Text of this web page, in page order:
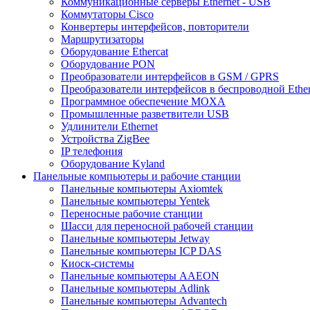
Коммутаторы Cisco
Конвертеры интерфейсов, повторители
Маршрутизаторы
Оборудование Ethercat
Оборудование PON
Преобразователи интерфейсов в GSM / GPRS
Преобразователи интерфейсов в беспроводной
Программное обеспечение MOXA
Промышленные разветвители USB
Удлинители Ethernet
Устройства ZigBee
IP телефония
Оборудование Kyland
Панельные компьютеры и рабочие станции
Панельные компьютеры Axiomtek
Панельные компьютеры Yentek
Переносные рабочие станции
Шасси для переносной рабочей станции
Панельные компьютеры Jetway
Панельные компьютеры ICP DAS
Киоск-системы
Панельные компьютеры AAEON
Панельные компьютеры Adlink
Панельные компьютеры Advantech